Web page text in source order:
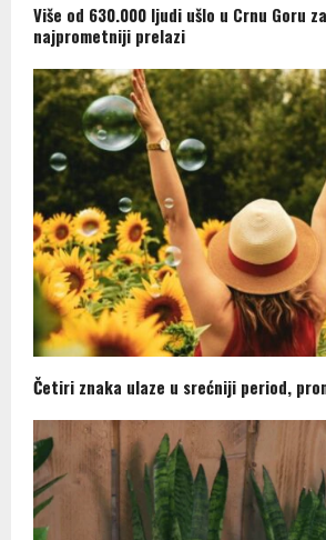
Više od 630.000 ljudi ušlo u Crnu Goru
najprometniji prelazi
Četiri znaka ulaze u srećniji period,